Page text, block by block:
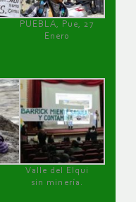
PUEBLA, Pue, 27
Enero
Valle del Elqui
sin minería.